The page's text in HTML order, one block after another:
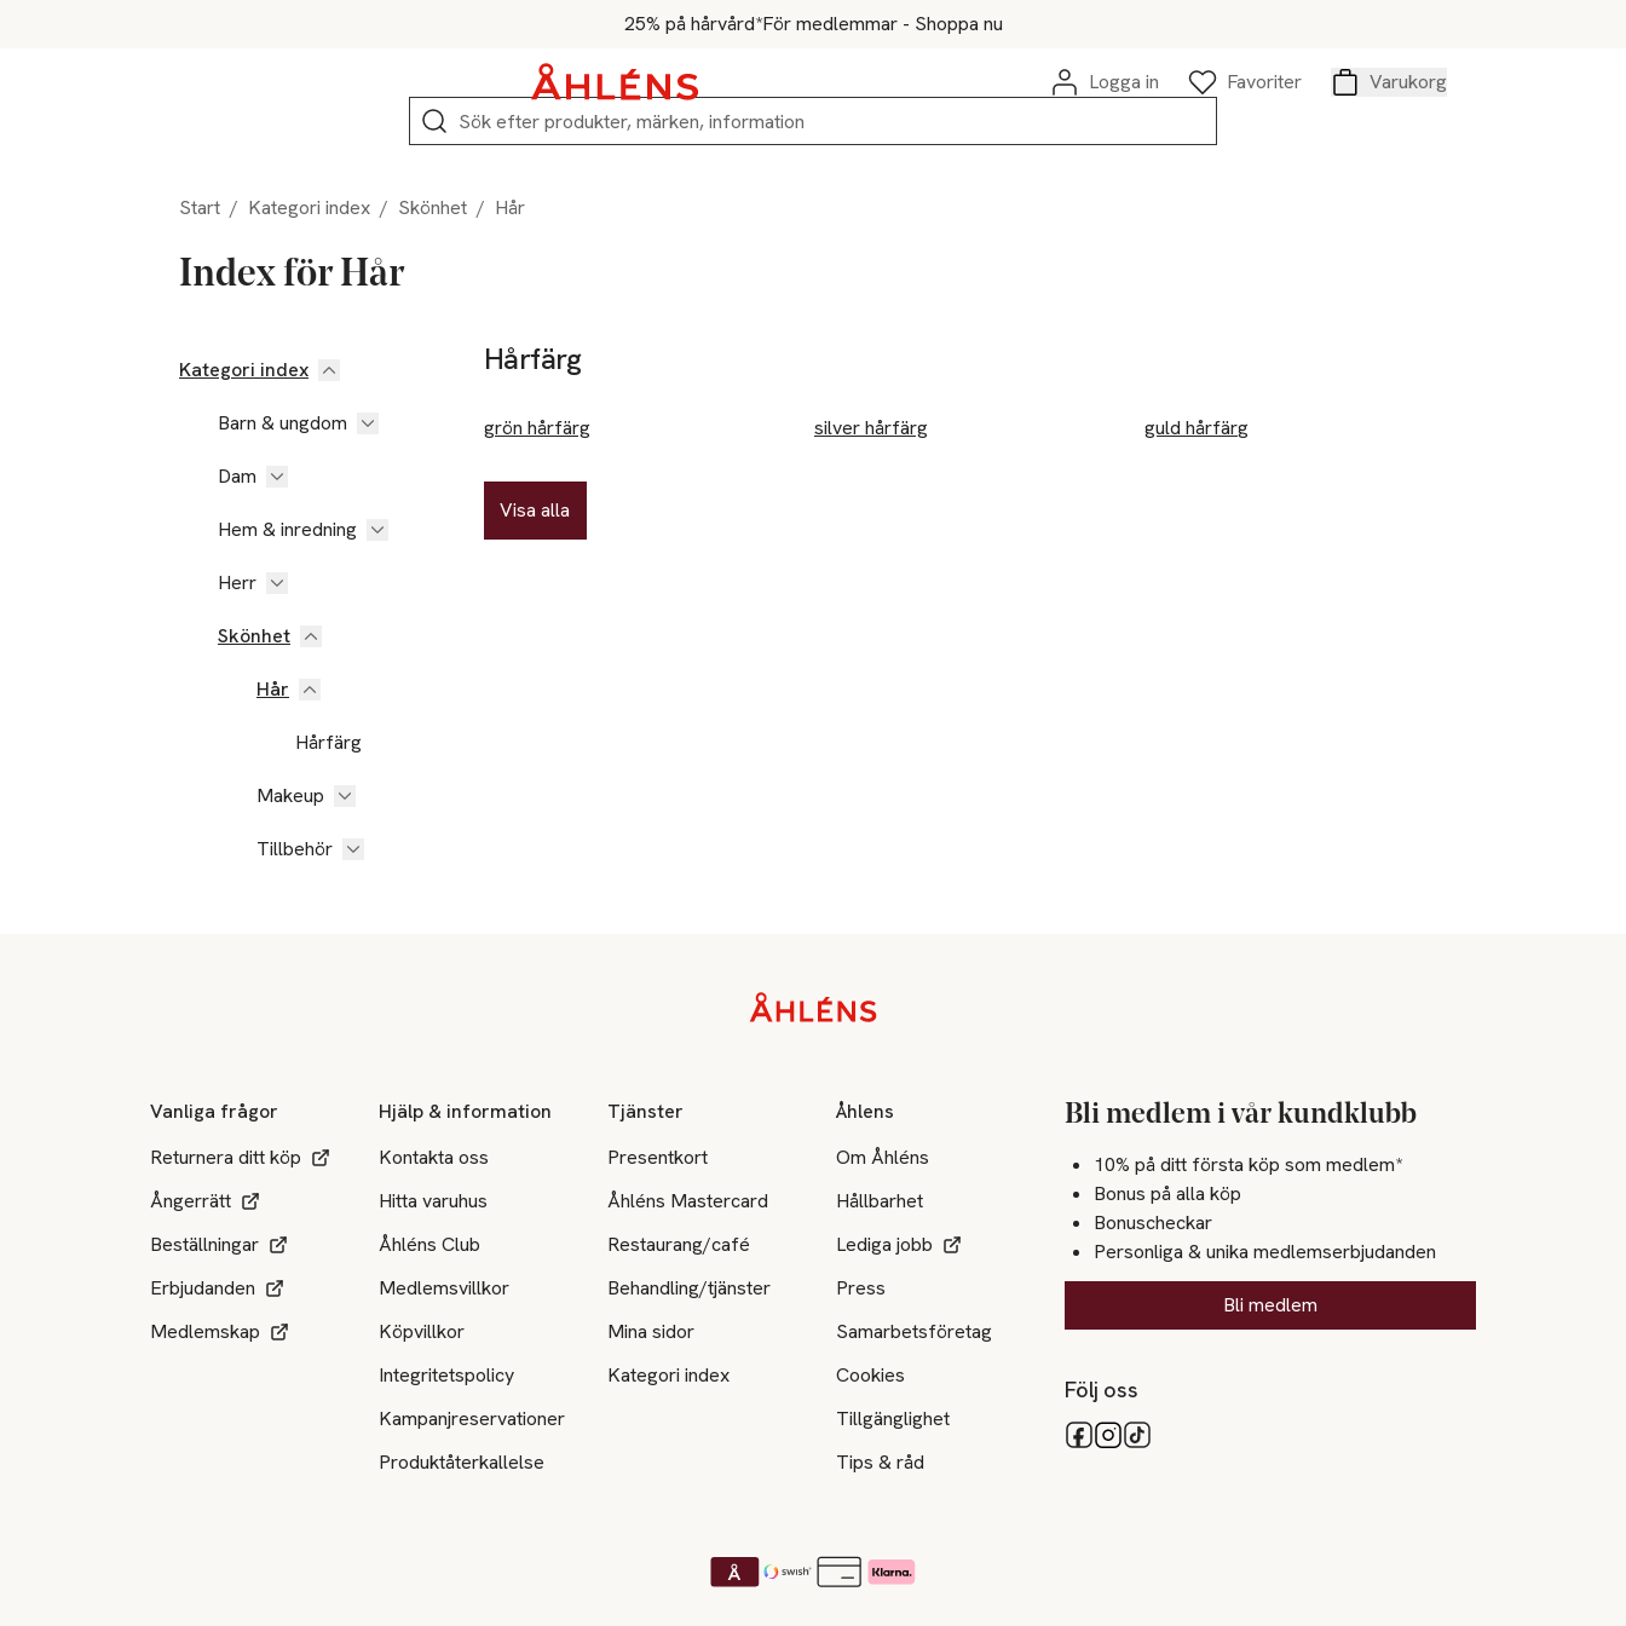
25% på hårvård*För medlemmar - Shoppa nu
Logga in
Favoriter
Varukorg
Sök
Start / Kategori index / Skönhet / Hår
Index för Hår
Kategori index
Barn & ungdom
Dam
Hem & inredning
Herr
Skönhet
Hår
Hårfärg
Makeup
Tillbehör
Hårfärg
grön hårfärg silver hårfärg guld hårfärg
Visa alla
Vanliga frågor
Returnera ditt köp
Ångerrätt
Beställningar
Erbjudanden
Medlemskap
Hjälp & information
Kontakta oss
Hitta varuhus
Åhléns Club
Medlemsvillkor
Köpvillkor
Integritetspolicy
Kampanjreservationer
Produktåterkallelse
Tjänster
Presentkort
Åhléns Mastercard
Restaurang/café
Behandling/tjänster
Mina sidor
Kategori index
Åhlens
Om Åhléns
Hållbarhet
Lediga jobb
Press
Samarbetsföretag
Cookies
Tillgänglighet
Tips & råd
Bli medlem i vår kundklubb
10% på ditt första köp som medlem*
Bonus på alla köp
Bonuscheckar
Personliga & unika medlemserbjudanden
Bli medlem
Följ oss